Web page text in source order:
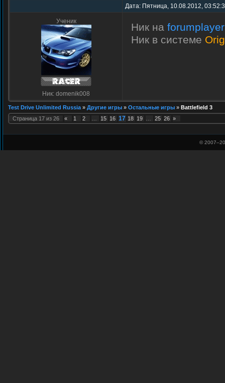
Дата: Пятница, 10.08.2012,
Ученик
Ник: domenik008
Ник на
Ник в системе
Test Drive Unlimited Russia » Другие игры » Остальные игры » Battlefield 3
Страница 17 из 26 « 1 2 15 16 17 18 19 25 26 »
© 2007–